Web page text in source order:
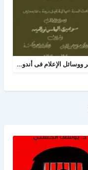
ألتنصير ووسائل الإعلام فى أندونيسيا